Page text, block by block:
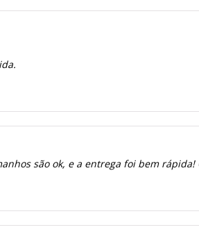
são ok, e a entrega foi bem